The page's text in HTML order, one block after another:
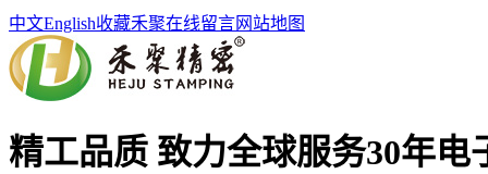
中文English收藏禾聚在线留言网站地图
精工品质 致力全球服务30年电